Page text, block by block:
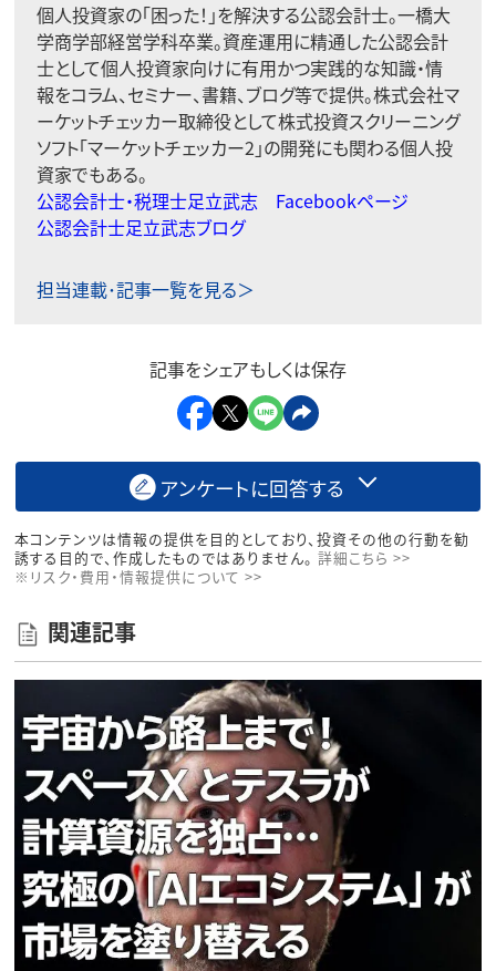
個人投資家の「困った！」を解決する公認会計士。一橋大
学商学部経営学科卒業。資産運用に精通した公認会計
士として個人投資家向けに有用かつ実践的な知識・情
報をコラム、セミナー、書籍、ブログ等で提供。株式会社マ
ーケットチェッカー取締役として株式投資スクリーニング
ソフト「マーケットチェッカー2」の開発にも関わる個人投
資家でもある。
公認会計士・税理士足立武志 Facebookページ
公認会計士足立武志ブログ
担当連載･記事一覧を見る＞
記事をシェアもしくは保存
アンケートに回答する
本コンテンツは情報の提供を目的としており、投資その他の行動を勧
誘する目的で、作成したものではありません。 詳細こちら >>
※リスク・費用・情報提供について >>
関連記事